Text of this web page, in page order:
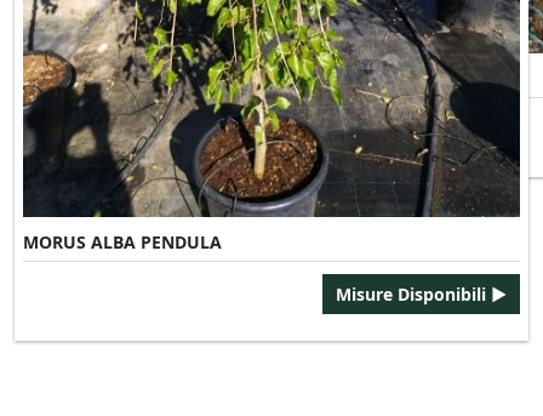
MORUS NIGRA
MORUS ALBA PENDULA
Misure Disponibili ►